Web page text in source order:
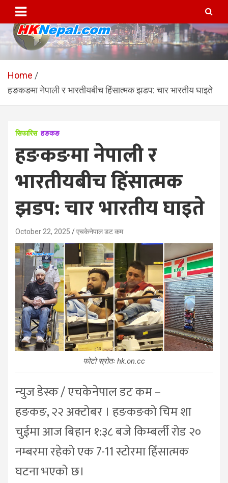
content
HKNepal.com – हङकङबाट
सञ्चालित पहिलो नेपाली अनलाईन
पत्रिका
hknepal, hknepal.com, hk nepal, hk nepal com
Home
हङकङमा नेपाली र भारतीयबीच हिंसात्मक झडप: चार भारतीय घाइते
सिफारिस हङकङ
हङकङमा नेपाली र
भारतीयबीच हिंसात्मक
झडप: चार भारतीय घाइते
October 22, 2025 एचकेनेपाल डट कम
फोटो स्रोतः hk.on.cc
न्युज डेस्क / एचकेनेपाल डट कम –
हङकङ, २२ अक्टोबर । हङकङको चिम शा
चुईमा आज बिहान १:३८ बजे किम्बर्ली रोड २०
नम्बरमा रहेको एक 7-11 स्टोरमा हिंसात्मक
घटना भएको छ।